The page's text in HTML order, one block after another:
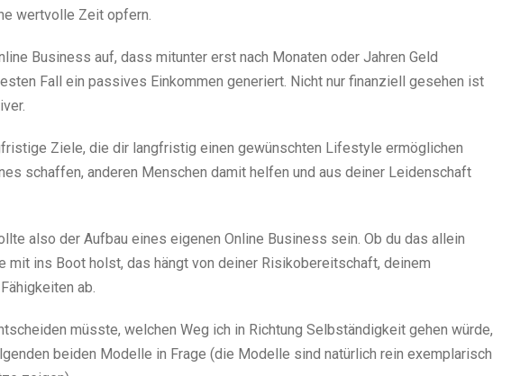
wertvolle Zeit opfern.
Business auf, dass mitunter erst nach Monaten oder Jahren Geld
Fall ein passives Einkommen generiert. Nicht nur finanziell gesehen ist
Ziele, die dir langfristig einen gewünschten Lifestyle ermöglichen
schaffen, anderen Menschen damit helfen und aus deiner Leidenschaft
also der Aufbau eines eigenen Online Business sein. Ob du das allein
mit ins Boot holst, das hängt von deiner Risikobereitschaft, deinem
ab.
müsste, welchen Weg ich in Richtung Selbständigkeit gehen würde,
beiden Modelle in Frage (die Modelle sind natürlich rein exemplarisch